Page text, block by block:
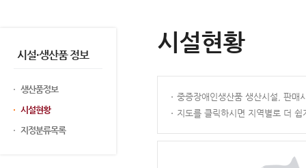
시설·생산품 정보
생산품정보
시설현황
지정분류목록
시설현황
중증장애인생산품 생산시설, 판매
지도를 클릭하시면 지역별로 더